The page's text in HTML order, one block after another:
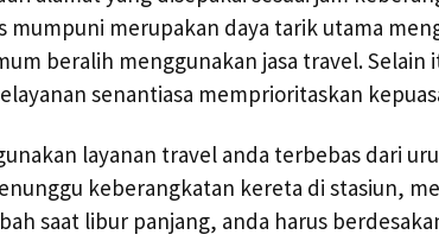
mumpuni merupakan daya tarik utama
beralih menggunakan jasa travel. Selain
senantiasa memprioritaskan
layanan travel anda terbebas dari
keberangkatan kereta di stasiun,
saat libur panjang, anda harus